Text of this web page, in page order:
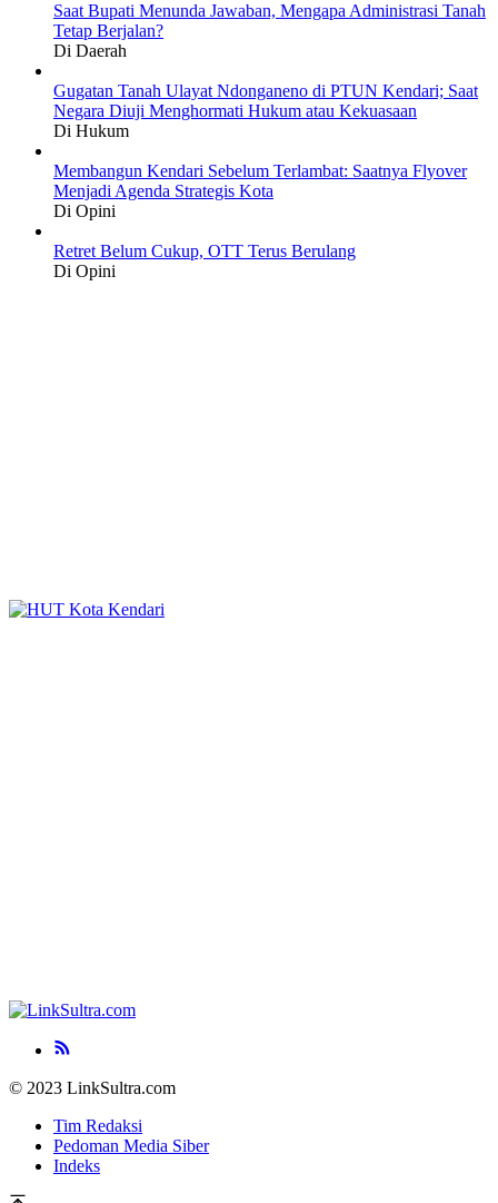
Saat Bupati Menunda Jawaban, Mengapa Administrasi Tanah
Tetap Berjalan?
Di Daerah
Gugatan Tanah Ulayat Ndonganeno di PTUN Kendari; Saat
Negara Diuji Menghormati Hukum atau Kekuasaan
Di Hukum
Membangun Kendari Sebelum Terlambat: Saatnya Flyover
Menjadi Agenda Strategis Kota
Di Opini
Retret Belum Cukup, OTT Terus Berulang
Di Opini
© 2023 LinkSultra.com
Tim Redaksi
Pedoman Media Siber
Indeks